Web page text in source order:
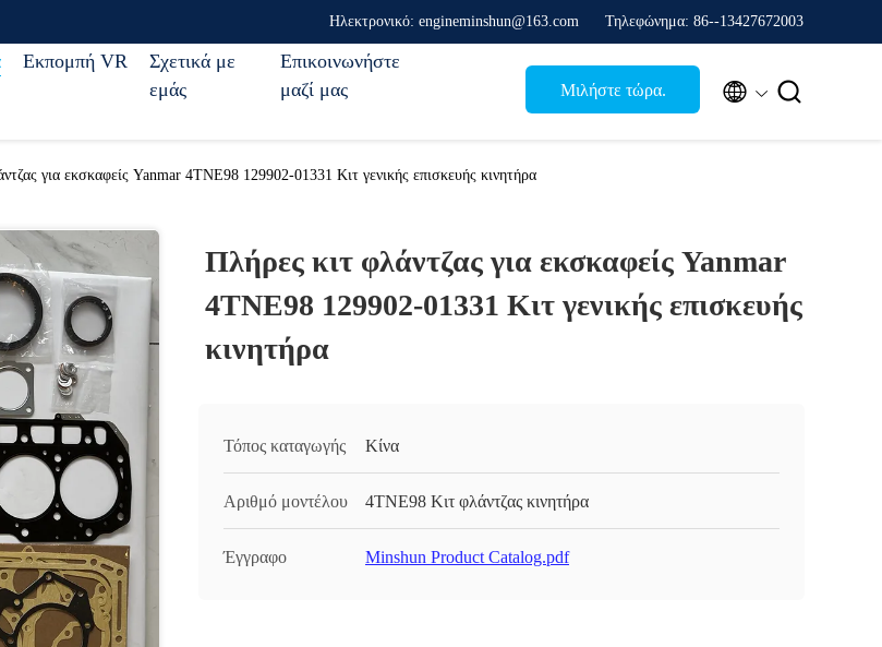
Ηλεκτρονικό: engineminshun@163.com Τηλεφώνημα: 86--13427672003
Εκπομπή VR
Σχετικά με
εμάς
Επικοινωνήστε
μαζί μας
Μιλήστε τώρα.  
για εκσκαφείς Yanmar 4TNE98 129902-01331 Κιτ γενικής επισκευής κινητήρα
Πλήρες κιτ φλάντζας για εκσκαφείς Yanmar
4TNE98 129902-01331 Κιτ γενικής επισκευής
κινητήρα
Τόπος καταγωγής Κίνα
Αριθμό μοντέλου 4TNE98 Κιτ φλάντζας κινητήρα
Έγγραφο Minshun Product Catalog.pdf